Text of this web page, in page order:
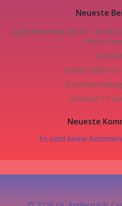
Neueste
Jugendensemble des tik –
Phönix
Batrels Bühne
Gastspiel 17.
Neueste
Es sind keine